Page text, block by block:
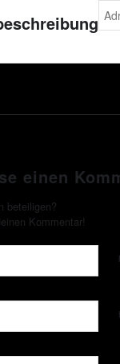
einen
beteiligen?
Kommentar!